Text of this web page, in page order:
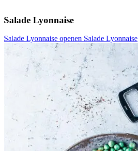
Salade Lyonnaise
Salade Lyonnaise openen Salade Lyonnaise